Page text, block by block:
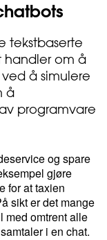
tekstbaserte
handler om å
å simulere
å
programvare
og spare
gjøre
for at taxien
sikt er det mange
med omtrent alle
i en chat.